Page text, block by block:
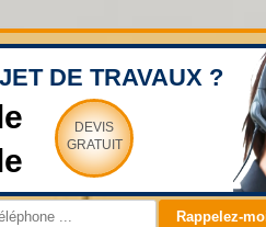
DE TRAVAUX ?
DEVIS
GRATUIT